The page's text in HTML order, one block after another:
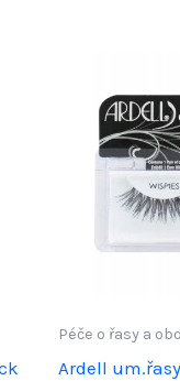
Péče o řasy a
Ardell